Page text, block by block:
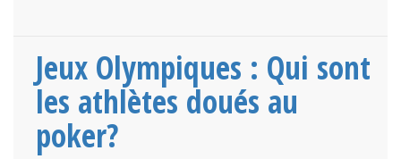
Jeux Olympiques : Qui sont
les athlètes doués au
poker?